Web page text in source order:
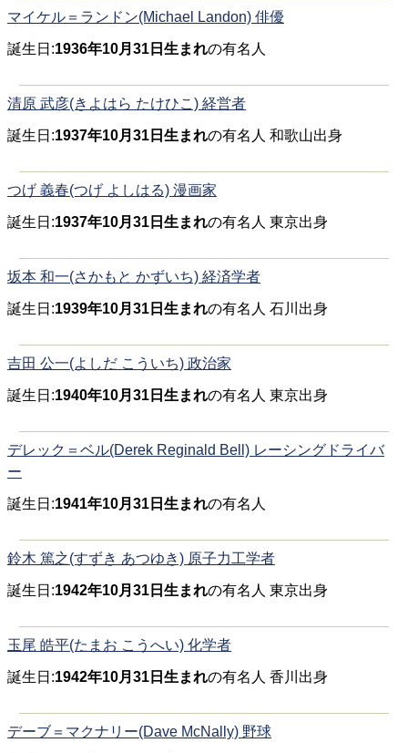
マイケル＝ランドン(Michael Landon) 俳優
誕生日:1936年10月31日生まれの有名人
清原 武彦(きよはら たけひこ) 経営者
誕生日:1937年10月31日生まれの有名人 和歌山出身
つげ 義春(つげ よしはる) 漫画家
誕生日:1937年10月31日生まれの有名人 東京出身
坂本 和一(さかもと かずいち) 経済学者
誕生日:1939年10月31日生まれの有名人 石川出身
吉田 公一(よしだ こういち) 政治家
誕生日:1940年10月31日生まれの有名人 東京出身
デレック＝ベル(Derek Reginald Bell) レーシングドライバ
ー
誕生日:1941年10月31日生まれの有名人
鈴木 篤之(すずき あつゆき) 原子力工学者
誕生日:1942年10月31日生まれの有名人 東京出身
玉尾 皓平(たまお こうへい) 化学者
誕生日:1942年10月31日生まれの有名人 香川出身
デーブ＝マクナリー(Dave McNally) 野球